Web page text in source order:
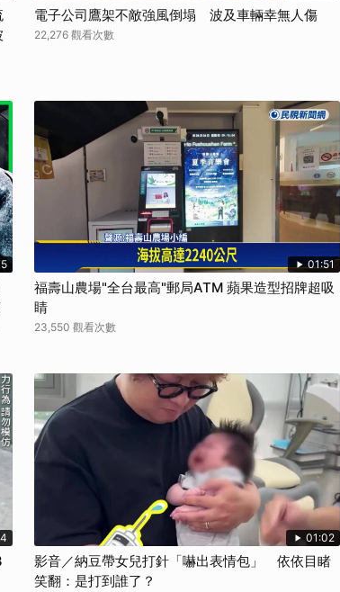
電子公司鷹架不敵強風倒塌 波及車輛幸無人傷
22,276 觀看次數
01:51
福壽山農場"全台最高"郵局ATM 蘋果造型招牌超吸
睛
23,550 觀看次數
01:02
影音／納豆帶女兒打針「嚇出表情包」 依依目睹
笑翻：是打到誰了？